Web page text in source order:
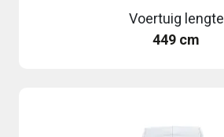
Voertuig lengte
449 cm